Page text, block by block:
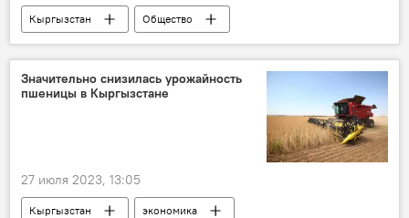
Кыргызстан
Общество
кыргызский язык
русский язык
Каныбек Осмоналиев
Значительно снизилась урожайность
пшеницы в Кыргызстане
27 июля 2023, 13:05
Кыргызстан
экономика